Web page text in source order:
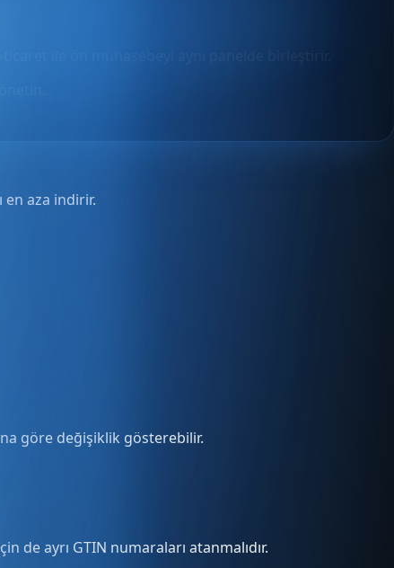
en aza indirir.
göre değişiklik gösterebilir.
de ayrı GTIN numaraları atanmalıdır.